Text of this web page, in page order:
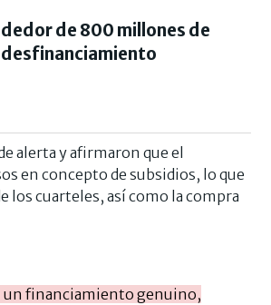
de 800 millones de
alerta y afirmaron que el
en concepto de subsidios, lo que
cuarteles, así como la compra
un financiamiento genuino,